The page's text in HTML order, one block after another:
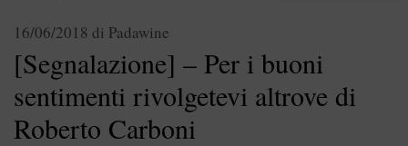
[Segnalazione] – Per i buoni
sentimenti rivolgetevi altrove di
Roberto Carboni
16/06/2018 di Padawine